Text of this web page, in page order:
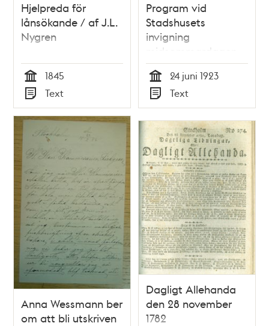
Hjelpreda för
lånsökande / af J.L.
Nygren
Tid
1845
Typ
Text
Program vid
Stadshusets
invigning
midsommardagen
1923
Tid
24 juni 1923
Typ
Text
Anna Wessmann ber
om att bli utskriven
Dagligt Allehanda
den 28 november
1782